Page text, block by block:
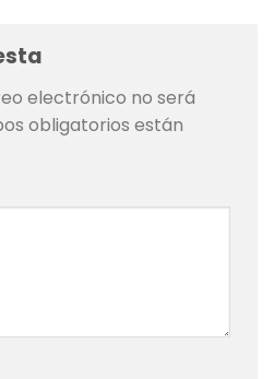
electrónico no será
obligatorios están